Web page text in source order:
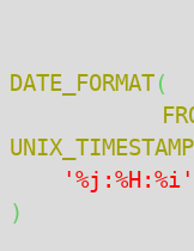
DATE_FORMAT(
UNIX_TIMESTAMP
'%j:%H:%i'
)